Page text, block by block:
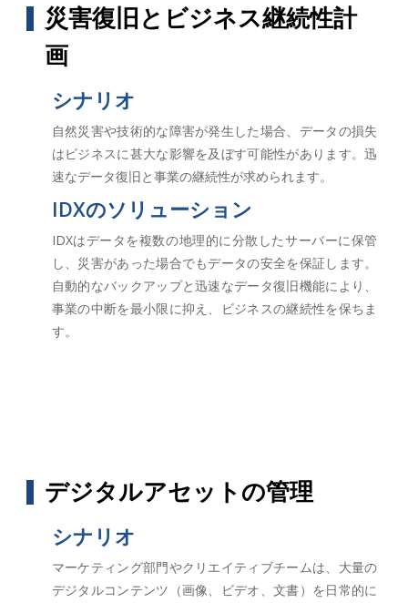
災害復旧とビジネス継続性計
画
シナリオ
自然災害や技術的な障害が発生した場合、データの損失
はビジネスに甚大な影響を及ぼす可能性があります。迅
速なデータ復旧と事業の継続性が求められます。
IDXのソリューション
IDXはデータを複数の地理的に分散したサーバーに保管
し、災害があった場合でもデータの安全を保証します。
自動的なバックアップと迅速なデータ復旧機能により、
事業の中断を最小限に抑え、ビジネスの継続性を保ちま
す。
デジタルアセットの管理
シナリオ
マーケティング部門やクリエイティブチームは、大量の
デジタルコンテンツ（画像、ビデオ、文書）を日常的に